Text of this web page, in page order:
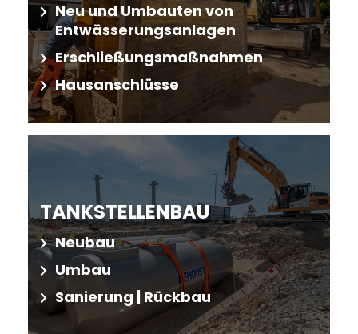
Neu und Umbauten von
Entwässerungsanlagen
Erschließungsmaßnahmen
Hausanschlüsse
TANKSTELLENBAU
Neubau
Umbau
Sanierung | Rückbau